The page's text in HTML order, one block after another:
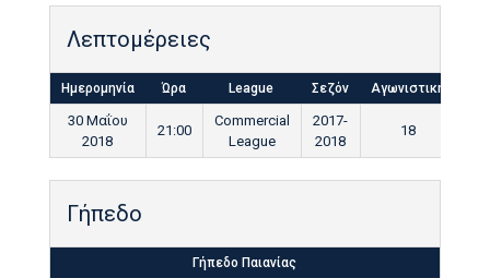
Λεπτομέρειες
Ημερομηνία Ώρα League Σεζόν Αγωνιστική
30 Μαΐου
2018
21:00
Commercial
League
2017-
2018
18
Γήπεδο
Γήπεδο Παιανίας